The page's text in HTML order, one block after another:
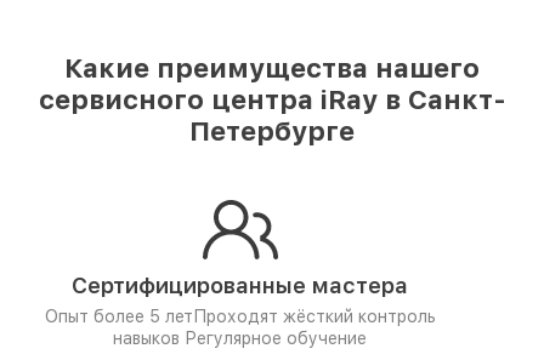
Какие преимущества нашего
сервисного центра iRay в Санкт-
Петербурге
Сертифицированные мастера
Опыт более 5 лет Проходят жёсткий контроль
навыков Регулярное обучение